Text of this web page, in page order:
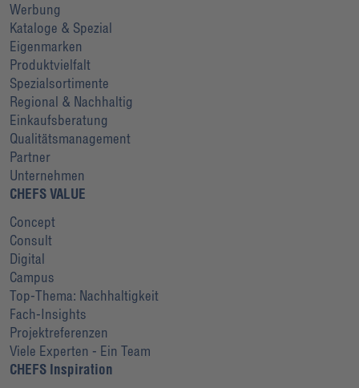
Werbung
Kataloge & Spezial
Eigenmarken
Produktvielfalt
Spezialsortimente
Regional & Nachhaltig
Einkaufsberatung
Qualitätsmanagement
Partner
Unternehmen
CHEFS VALUE
Concept
Consult
Digital
Campus
Top-Thema: Nachhaltigkeit
Fach-Insights
Projektreferenzen
Viele Experten - Ein Team
CHEFS Inspiration